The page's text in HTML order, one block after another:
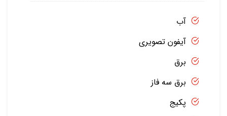
آب
آیفون تصویری
برق
برق سه فاز
پکیج